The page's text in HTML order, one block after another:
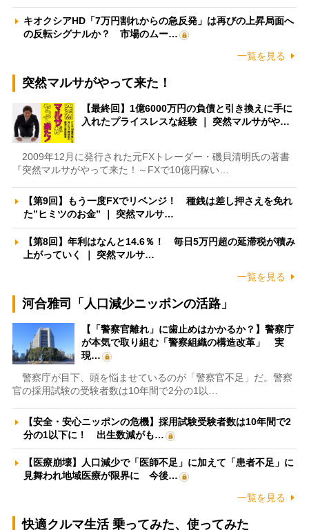
キオクシアHD「7万円割れからの急反発」は再びの上昇局面へ
の反転シグナルか？ 市場のムー…
一覧を見る
突然マルサがやって来た！
【最終回】1億6000万円の負債と引き換えに手に
入れたプライスレスな経験 ｜ 突然マルサがや…
2009年12月に発行された元FXトレーダー・磯貝清明氏の著書
『突然マルサがやって来た！～FXで10億円稼い…
【第9回】もう一度FXでリベンジ！ 種銭は差し押さえを免れ
た”ヒミツのお金” ｜ 突然マルサ…
【第8回】年利はなんと14.6％！ 毎日5万円超の延滞税が積み
上がっていく ｜ 突然マルサ…
一覧を見る
河合雅司「人口減少ニッポンの活路」
【「警察官離れ」に歯止めはかかるか？】警察庁
が本気で取り組む「警察組織の構造改革」 実
現…
警察庁が目下、頭を悩ませているのが「警察官不足」だ。警察
官の採用試験の受験者数は10年間で2分の1以…
【安全・安心ニッポンの危機】採用試験受験者数は10年間で2
分の1以下に！ 出生数減がも…
【医療崩壊】人口減少で「医師不足」に加えて「患者不足」に
見舞われ地域医療が限界に 今後…
一覧を見る
快適クルマ生活 乗ってみた、使ってみた